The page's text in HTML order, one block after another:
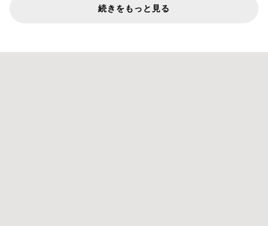
続きをもっと見る